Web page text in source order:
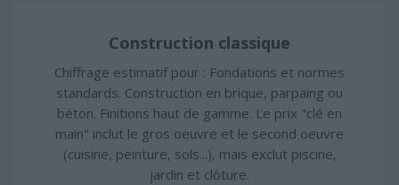
Construction classique
Chiffrage estimatif pour : Fondations et normes
standards. Construction en brique, parpaing ou
béton. Finitions haut de gamme. Le prix "clé en
main" inclut le gros oeuvre et le second oeuvre
(cuisine, peinture, sols...), mais exclut piscine,
jardin et clôture.